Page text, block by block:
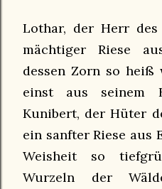
Lothar, der Herr
mächtiger Riese
dessen Zorn so heiß
einst aus seinem
Kunibert, der Hüter
ein sanfter Riese aus
Weisheit so
Wurzeln der